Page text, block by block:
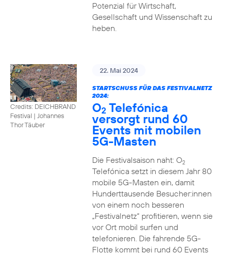
Potenzial für Wirtschaft,
Gesellschaft und Wissenschaft zu
heben.
Credits: DEICHBRAND
Festival | Johannes
Thor Täuber
22. Mai 2024
STARTSCHUSS FÜR DAS FESTIVALNETZ
2024:
O2 Telefónica
versorgt rund 60
Events mit mobilen
5G-Masten
Die Festivalsaison naht: O2
Telefónica setzt in diesem Jahr 80
mobile 5G-Masten ein, damit
Hunderttausende Besucher:innen
von einem noch besseren
„Festivalnetz“ profitieren, wenn sie
vor Ort mobil surfen und
telefonieren. Die fahrende 5G-
Flotte kommt bei rund 60 Events